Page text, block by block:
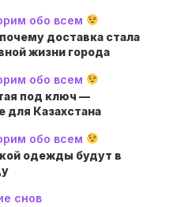
обо всем
доставка стала
жизни города
обо всем
под ключ —
для Казахстана
обо всем
одежды будут в
снов